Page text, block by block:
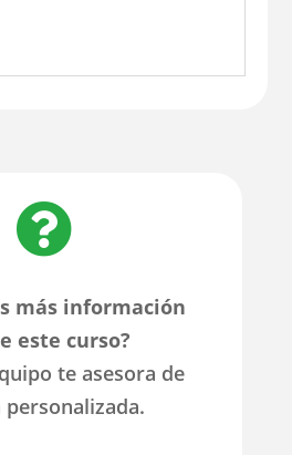

más información
este curso?
te asesora de